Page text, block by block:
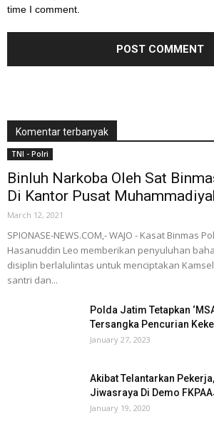
time I comment.
Komentar terbanyak
TNI - Polri
Binluh Narkoba Oleh Sat
Di Kantor Pusat
March 12, 2021
SPIONASE-NEWS.COM,- WAJO - Kasat Binmas
Hasanuddin Leo memberikan penyuluhan
disiplin berlalulintas untuk menciptakan
santri dan...
Polda Jatim Tetapkan
Tersangka Pencurian
January 27, 2023
Akibat Telantarkan
Jiwasraya Di Demo
January 19, 2020